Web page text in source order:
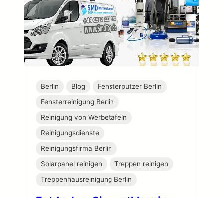
Berlin Blog
Fensterputzer Berlin
Fensterreinigung Berlin
Reinigung von Werbetafeln
Reinigungsdienste
Reinigungsfirma Berlin
Solarpanel reinigen
Treppen reinigen
Treppenhausreinigung Berlin